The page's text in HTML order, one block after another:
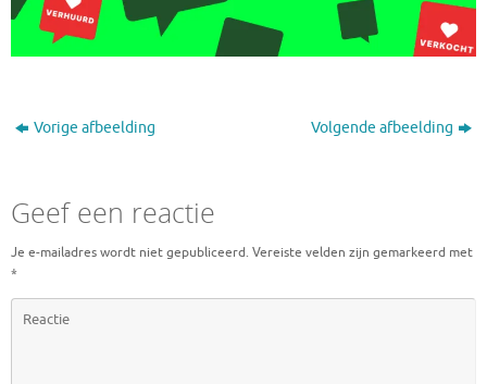
Vorige afbeelding Volgende afbeelding
Geef een reactie
Je e-mailadres wordt niet gepubliceerd. Vereiste velden zijn gemarkeerd met
*